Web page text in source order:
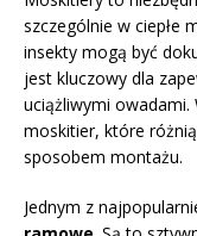
szczególnie w ciepłe
insekty mogą być
jest kluczowy dla
uciążliwymi
moskitier, które
sposobem montażu.
Jednym z